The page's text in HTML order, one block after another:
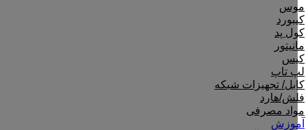
موس
کیبورد
کول پد
مانیتور
کیس
لپ تاپ
کابل/ تجهیزات شبکه
فلش/هارد
مواد مصرفی
آموزش